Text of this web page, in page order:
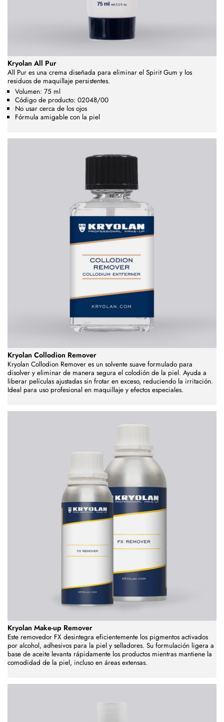
Kryolan All Pur
All Pur es una crema diseñada para eliminar el Spirit Gum y los
residuos de maquillaje persistentes.
Volumen: 75 ml
Código de producto: 02048/00
No usar cerca de los ojos
Fórmula amigable con la piel
Kryolan Collodion Remover
Kryolan Collodion Remover es un solvente suave formulado para
disolver y eliminar de manera segura el colodión de la piel. Ayuda a
liberar películas ajustadas sin frotar en exceso, reduciendo la irritación.
Ideal para uso profesional en maquillaje y efectos especiales.
Kryolan Make-up Remover
Este removedor FX desintegra eficientemente los pigmentos activados
por alcohol, adhesivos para la piel y selladores. Su formulación ligera a
base de aceite levanta rápidamente los productos mientras mantiene la
comodidad de la piel, incluso en áreas extensas.